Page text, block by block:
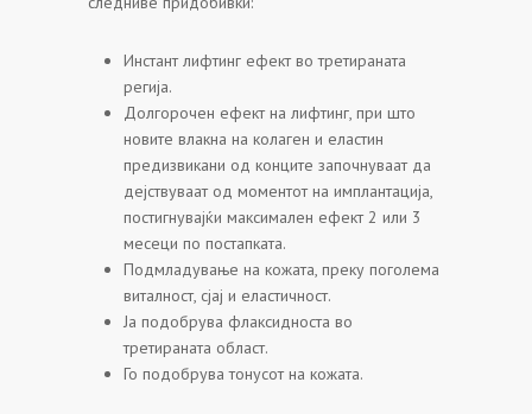
Инстант лифтинг ефект во третираната
регија.
Долгорочен ефект на лифтинг, при што
новите влакна на колаген и еластин
предизвикани од конците започнуваат да
дејствуваат од моментот на имплантација,
постигнувајќи максимален ефект 2 или 3
месеци по постапката.
Подмладување на кожата, преку поголема
виталност, сјај и еластичност.
Ја подобрува флаксидноста во
третираната област.
Го подобрува тонусот на кожата.